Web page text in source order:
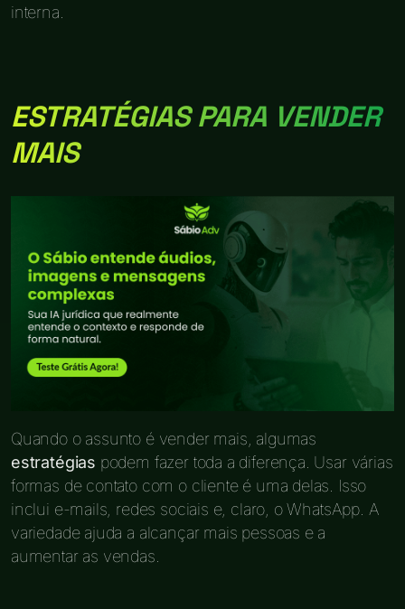
interna.
ESTRATÉGIAS PARA VENDER
MAIS
Quando o assunto é vender mais, algumas
estratégias podem fazer toda a diferença. Usar várias
formas de contato com o cliente é uma delas. Isso
inclui e-mails, redes sociais e, claro, o WhatsApp. A
variedade ajuda a alcançar mais pessoas e a
aumentar as vendas.